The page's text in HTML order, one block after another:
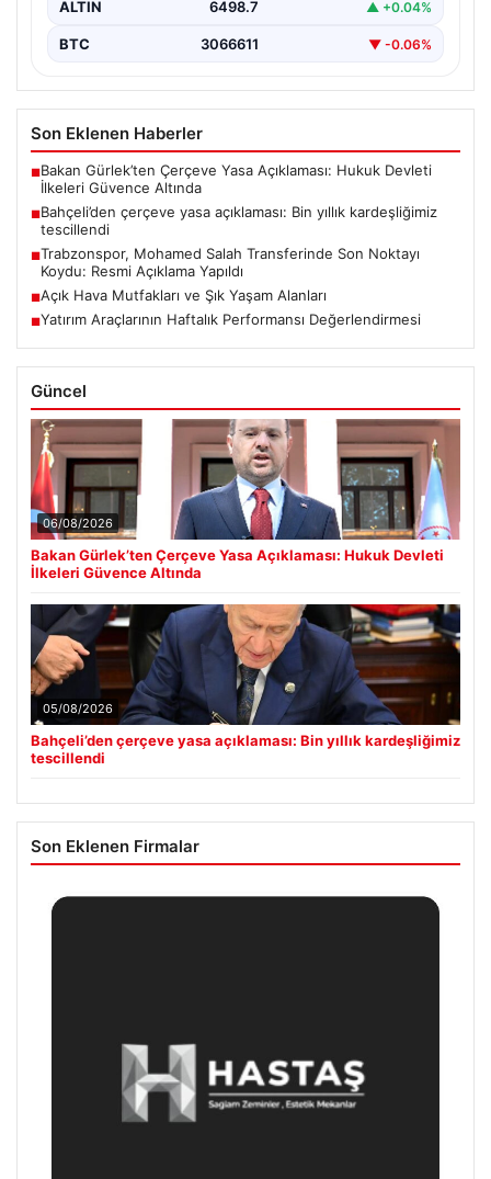
ALTIN 6498.7 ▲ +0.04%
BTC 3066611 ▼ -0.06%
Son Eklenen Haberler
■Bakan Gürlek’ten Çerçeve Yasa Açıklaması: Hukuk Devleti
İlkeleri Güvence Altında
■Bahçeli’den çerçeve yasa açıklaması: Bin yıllık kardeşliğimiz
tescillendi
■Trabzonspor, Mohamed Salah Transferinde Son Noktayı
Koydu: Resmi Açıklama Yapıldı
■Açık Hava Mutfakları ve Şık Yaşam Alanları
■Yatırım Araçlarının Haftalık Performansı Değerlendirmesi
Güncel
06/08/2026
Bakan Gürlek’ten Çerçeve Yasa Açıklaması: Hukuk Devleti
İlkeleri Güvence Altında
05/08/2026
Bahçeli’den çerçeve yasa açıklaması: Bin yıllık kardeşliğimiz
tescillendi
Son Eklenen Firmalar